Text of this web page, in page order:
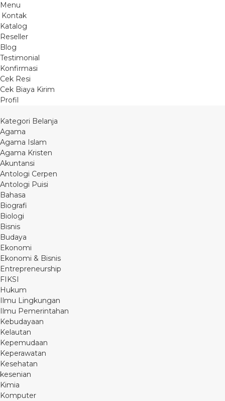
Menu
Kontak
Katalog
Reseller
Blog
Testimonial
Konfirmasi
Cek Resi
Cek Biaya Kirim
Profil
Kategori Belanja
Agama
Agama Islam
Agama Kristen
Akuntansi
Antologi Cerpen
Antologi Puisi
Bahasa
Biografi
Biologi
Bisnis
Budaya
Ekonomi
Ekonomi & Bisnis
Entrepreneurship
FIKSI
Hukum
Ilmu Lingkungan
Ilmu Pemerintahan
Kebudayaan
Kelautan
Kepemudaan
Keperawatan
Kesehatan
kesenian
Kimia
Komputer